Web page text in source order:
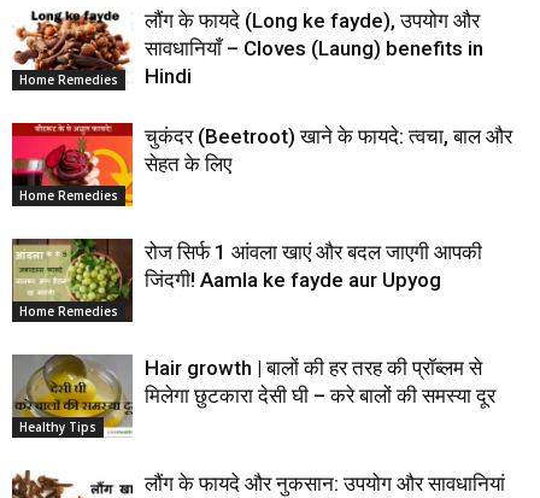
Home Remedies
लौंग के फायदे (Long ke fayde), उपयोग और
सावधानियाँ – Cloves (Laung) benefits in
Hindi
Home Remedies
चुकंदर (Beetroot) खाने के फायदे: त्वचा, बाल और
सेहत के लिए
Home Remedies
रोज सिर्फ 1 आंवला खाएं और बदल जाएगी आपकी
जिंदगी! Aamla ke fayde aur Upyog
Healthy Tips
Hair growth | बालों की हर तरह की प्रॉब्लम से
मिलेगा छुटकारा देसी घी – करे बालों की समस्या दूर
लौंग के फायदे और नुकसान: उपयोग और सावधानियां